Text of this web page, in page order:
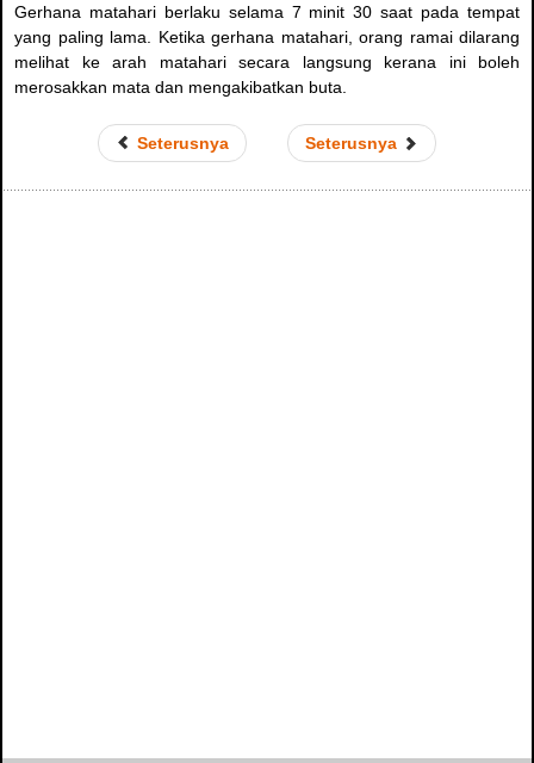
Gerhana matahari berlaku selama 7 minit 30 saat pada tempat
yang paling lama. Ketika gerhana matahari, orang ramai dilarang
melihat ke arah matahari secara langsung kerana ini boleh
merosakkan mata dan mengakibatkan buta.
Seterusnya Seterusnya